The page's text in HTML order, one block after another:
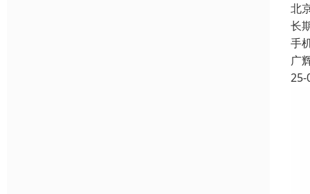
北
长
手
广
25-